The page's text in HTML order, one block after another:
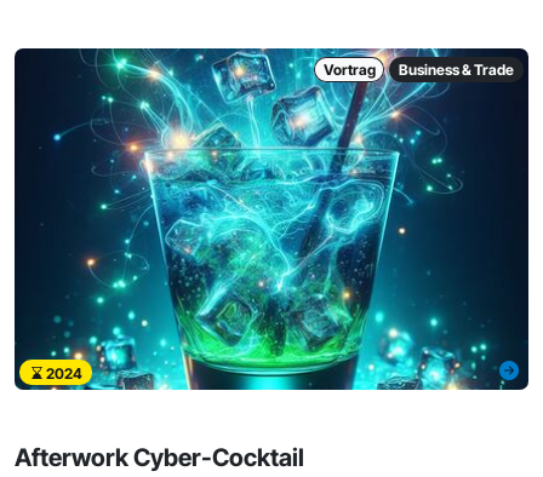
Vortrag Business & Trade
2024
Afterwork Cyber-Cocktail